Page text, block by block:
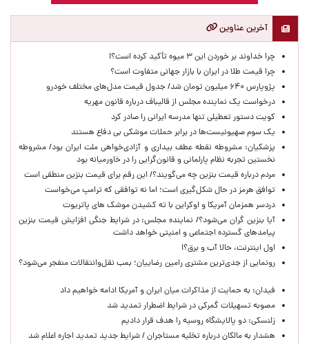
آخرین عناوین
چرا خداوند بر خوردن این ۳ میوه تأکید کرده است؟!
چرا قیمت طلا در ایران با بازار جهانی متفاوت است؟
پژوپارس ۶۴۰ میلیون تومان شد/ جدول قیمت مدل‌های مختلف خودرو
درخواست یک نماینده مجلس از قالیباف درباره قانون مهریه
کویت دستور تعطیلی تنها مدرسه ایرانی را صادر کرد
یک‌ سوم صهیونیست‌ها در برابر حملات موشکی بی دفاع هستند
پزشکیان: مشروطه نقطه عطف بیداری و آزادی‌خواهی ملت ایران بود/ مشروطه
نخستین تجربه نظام پارلمانی و قانون‌گرایی را در خاورمیانه بود
مردم درباره قیمت بنزین چه می‌گویند؟/ این رقم برای قیمت بنزین منطقی است
توافق هرمز در حال شکل‌گیری است؛ اما نه توافقی که ترامپ می‌خواست
دردسر همزمان آمریکا و اوکراین با ته کشیدن موشک های پاتریوت
آیا بنزین گران می‌شود؟/ نماینده مجلس: در شرایط جنگی افزایش قیمت بنزین
پیامدهای گسترده اجتماعی و امنیتی خواهد داشت
اول اینترنت، حالا آب و برق؟!
رونمایی از جدی‌ترین مشتری رامین رضاییان؛ بمب نقل‌وانتقالات منفجر می‌شود؟
فیدان: به حمایت از مذاکرات میان ایران و آمریکا ادامه خواهیم داد
مصوبه تسهیلات گمرکی در شرایط اضطرار تمدید شد
زلنسکی: دو پالایشگاه روسیه را هدف قرار دادیم
هشدار به مالکان درباره تخلیه مستاجران / شرایط جدید تمدید اجاره اعلام شد